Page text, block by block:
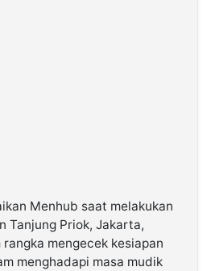
Menhub saat melakukan
Tanjung Priok, Jakarta,
mengecek kesiapan
menghadapi masa mudik